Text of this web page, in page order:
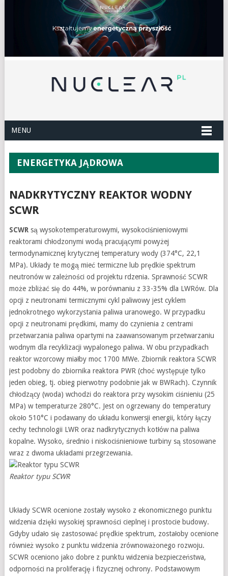
MENU
ENERGETYKA JĄDROWA
NADKRYTYCZNY REAKTOR WODNY
SCWR
SCWRsą wysokotemperaturowymi, wysokociśnieniowymi
reaktorami chłodzonymi wodą pracującymi powyżej
termodynamicznej krytycznej temperatury wody (374°C, 22,1
MPa). Układy te mogą mieć termiczne lub prędkie spektrum
neutronów w zależności od projektu rdzenia. Sprawność SCWR
może zbliżać się do 44%, w porównaniu z 33-35% dla LWRów. Dla
opcji z neutronami termicznymi cykl paliwowy jest cyklem
jednokrotnego wykorzystania paliwa uranowego. W przypadku
opcji z neutronami prędkimi, mamy do czynienia z centrami
przetwarzania paliwa opartymi na zaawansowanym przetwarzaniu
wodnym dla recyklizacji wypalonego paliwa. W obu przypadkach
reaktor wzorcowy miałby moc 1700 MWe. Zbiornik reaktora SCWR
jest podobny do zbiornika reaktora PWR (choć występuje tylko
jeden obieg, tj. obieg pierwotny podobnie jak w BWRach). Czynnik
chłodzący (woda) wchodzi do reaktora przy wysokim ciśnieniu (25
MPa) w temperaturze 280°C. Jest on ogrzewany do temperatury
około 510°C i podawany do układu konwersji energii, który łączy
cechy technologii LWR oraz nadkrytycznych kotłów na paliwa
kopalne. Wysoko, średnio i niskociśnieniowe turbiny są stosowane
wraz z dwoma układami przegrzewania.
Reaktor typu SCWR
Układy SCWR ocenione zostały wysoko z ekonomicznego punktu
widzenia dzięki wysokiej sprawności cieplnej i prostocie budowy.
Gdyby udało się zastosować prędkie spektrum, zostałoby ocenione
również wysoko z punktu widzenia zrównoważonego rozwoju.
SCWR oceniono jako dobre z punktu widzenia bezpieczeństwa,
odporności na proliferację i fizycznej ochrony. Podstawowym